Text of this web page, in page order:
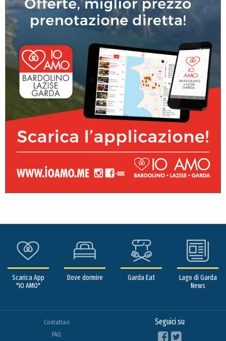
Scarica App
"IO AMO"
Dove dormire Garda Eat
Lago di Garda
News
Contattaci
FAQ
Seguici su